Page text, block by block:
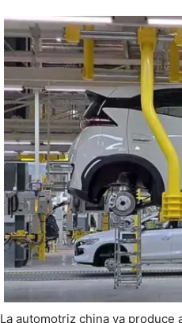
La automotriz china ya